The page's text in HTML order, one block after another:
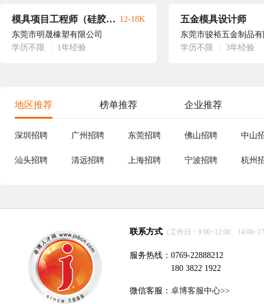
模具项目工程师（硅胶+塑胶）
东莞市明晟橡塑有限公司
学历不限
1年经验
12-18K 五金模具设计师
东莞市骏裕五金制品
学历不限
3年经验
地区推荐 榜单推荐 企业推荐
深圳招聘 广州招聘 东莞招聘 佛山招聘 中山
汕头招聘 清远招聘 上海招聘 宁波招聘 杭州
联系方式 （工作日：9:00~12:00、
服务热线：0769-22888212
180 3822 1922
微信客服： 卓博客服中心>>